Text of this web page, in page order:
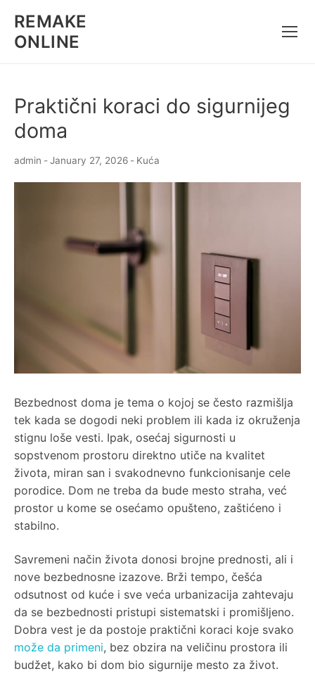
content
REMAKE
ONLINE
Praktični koraci do sigurnijeg
doma
admin -January 27, 2026 - Kuća
Bezbednost doma je tema o kojoj se često razmišlja
tek kada se dogodi neki problem ili kada iz okruženja
stignu loše vesti. Ipak, osećaj sigurnosti u
sopstvenom prostoru direktno utiče na kvalitet
života, miran san i svakodnevno funkcionisanje cele
porodice. Dom ne treba da bude mesto straha, već
prostor u kome se osećamo opušteno, zaštićeno i
stabilno.
Savremeni način života donosi brojne prednosti, ali i
nove bezbednosne izazove. Brži tempo, češća
odsutnost od kuće i sve veća urbanizacija zahtevaju
da se bezbednosti pristupi sistematski i promišljeno.
Dobra vest je da postoje praktični koraci koje svako
može da primeni, bez obzira na veličinu prostora ili
budžet, kako bi dom bio sigurnije mesto za život.